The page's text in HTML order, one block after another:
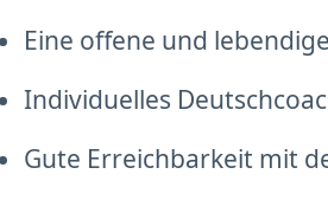
Eine offene und
Individuelles
Gute Erreichbarkeit mit